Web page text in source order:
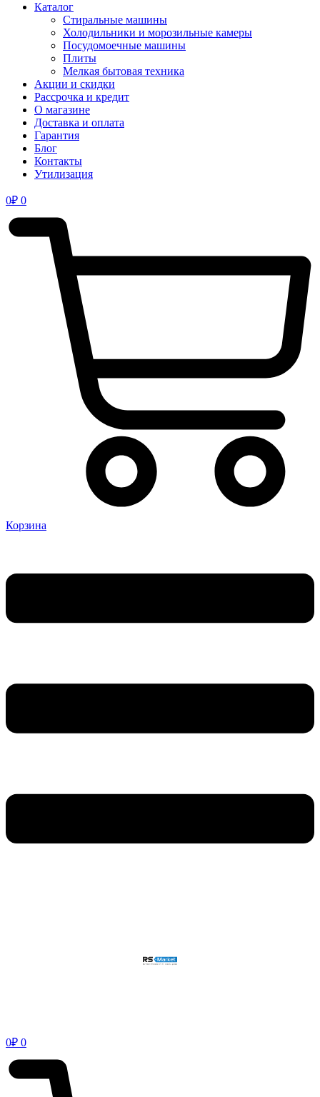
Каталог
Стиральные машины
Холодильники и морозильные камеры
Посудомоечные машины
Плиты
Мелкая бытовая техника
Акции и скидки
Рассрочка и кредит
О магазине
Доставка и оплата
Гарантия
Блог
Контакты
Утилизация
0₽ 0
Корзина
0₽ 0